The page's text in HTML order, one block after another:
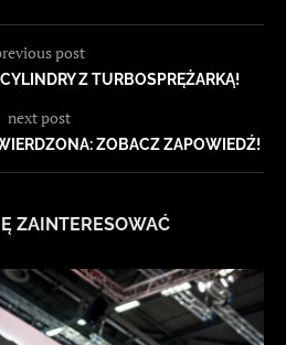
post
Z TURBOSPRĘŻARKĄ!
next post
ZOBACZ ZAPOWIEDŹ!
ZAINTERESOWAĆ